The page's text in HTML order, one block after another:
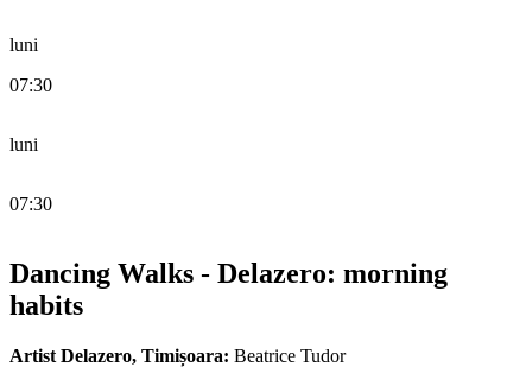
luni
07:30
luni
07:30
Dancing Walks - Delazero: morning
habits
Artist Delazero, Timișoara: Beatrice Tudor